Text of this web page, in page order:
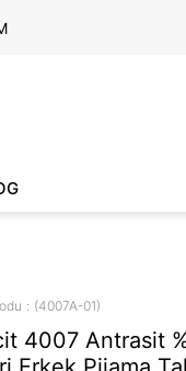
(4007A-01)
4007 Antrasit